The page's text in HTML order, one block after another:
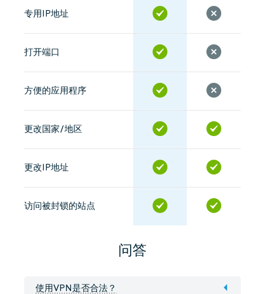
专用IP地址
打开端口
方便的应用程序
更改国家/地区
更改IP地址
访问被封锁的站点
问答
使用VPN是否合法？